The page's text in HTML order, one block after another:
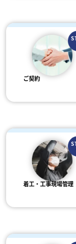
ご契約
着工・工事現場管理